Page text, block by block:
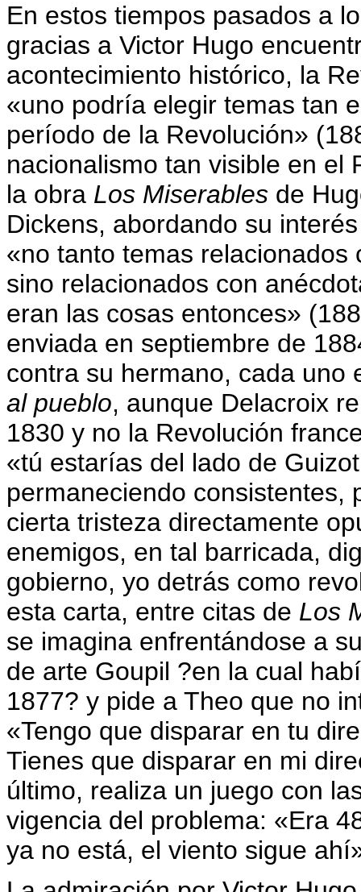
En estos tiempos pasados a
gracias a Victor Hugo
acontecimiento histórico, la
«uno podría elegir temas tan
período de la Revolución»
nacionalismo tan visible en el
la obra Los Miserables de
Dickens, abordando su
«no tanto temas
sino relacionados con
eran las cosas entonces»
enviada en septiembre de
contra su hermano, cada uno
al pueblo, aunque Delacroix
1830 y no la Revolución
«tú estarías del lado de
permaneciendo consistentes,
cierta tristeza directamente
enemigos, en tal barricada,
gobierno, yo detrás como
esta carta, entre citas de Los
se imagina enfrentándose a
de arte Goupil ?en la cual
1877? y pide a Theo que no
«Tengo que disparar en tu
Tienes que disparar en mi
último, realiza un juego con
vigencia del problema: «Era
ya no está, el viento sigue